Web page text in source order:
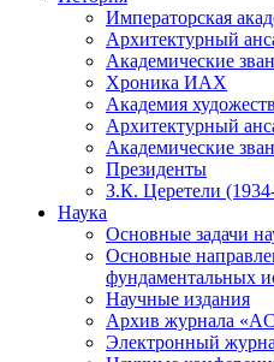
Императорская
Архитектурный
Академические
Хроника ИАХ
Академия
Архитектурный
Академические
Президенты
З.К. Церетели
Наука
Основные задачи
Основные
фундаментальных
Научные издания
Архив журнала
Электронный